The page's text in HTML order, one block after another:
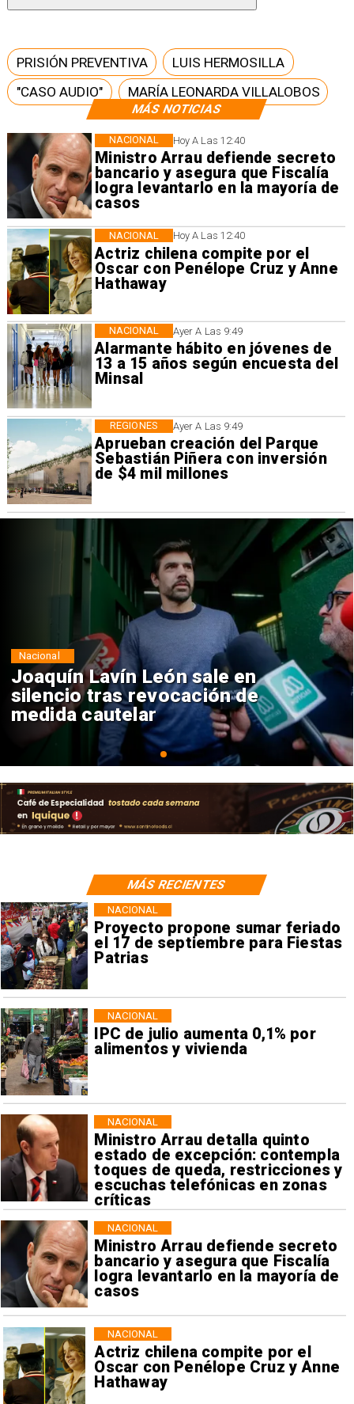
MÁS NOTICIAS
Hoy A Las 12:40
Ministro Arrau defiende secreto
bancario y asegura que Fiscalía
logra levantarlo en la mayoría de
casos
NACIONAL
Hoy A Las 12:40
Actriz chilena compite por el
Oscar con Penélope Cruz y Anne
Hathaway
NACIONAL
Ayer A Las 9:49
Alarmante hábito en jóvenes de
13 a 15 años según encuesta del
Minsal
NACIONAL
Ayer A Las 9:49
Aprueban creación del Parque
Sebastián Piñera con inversión
de $4 mil millones
REGIONES
PRISIÓN PREVENTIVA
LUIS HERMOSILLA
"CASO AUDIO"
MARÍA LEONARDA VILLALOBOS
Chile y Venezuela formalizan
reinicio de relaciones
consulares
Nacional
Proyecto propone sumar feriado
el 17 de septiembre para Fiestas
Patrias
NACIONAL
IPC de julio aumenta 0,1% por
alimentos y vivienda
NACIONAL
Ministro Arrau detalla quinto
estado de excepción: contempla
toques de queda, restricciones y
escuchas telefónicas en zonas
críticas
NACIONAL
Ministro Arrau defiende secreto
bancario y asegura que Fiscalía
logra levantarlo en la mayoría de
casos
NACIONAL
Actriz chilena compite por el
Oscar con Penélope Cruz y Anne
Hathaway
NACIONAL
MÁS RECIENTES